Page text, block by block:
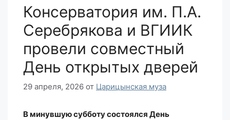
Консерватория им. П.А.
Серебрякова и ВГИИК
провели совместный
День открытых дверей
29 апреля, 2026 от Царицынская муза
В минувшую субботу состоялся День